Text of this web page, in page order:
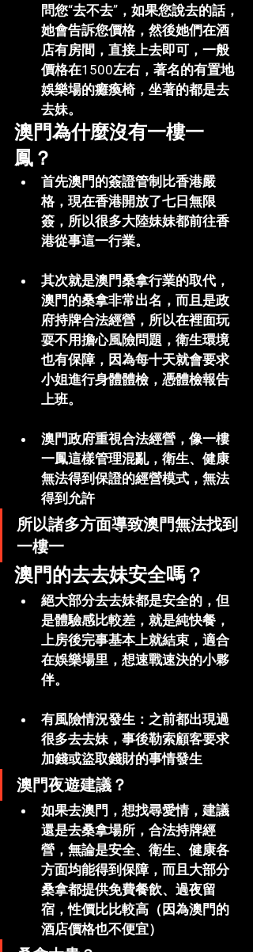
問您“去不去”，如果您說去的話，
她會告訴您價格，然後她們在酒
店有房間，直接上去即可，一般
價格在1500左右，著名的有置地
娛樂場的癱瘓椅，坐著的都是去
去妹。
澳門為什麼沒有一樓一
鳳？
首先澳門的簽證管制比香港嚴
格，現在香港開放了七日無限
簽，所以很多大陸妹妹都前往香
港從事這一行業。
其次就是澳門桑拿行業的取代，
澳門的桑拿非常出名，而且是政
府持牌合法經營，所以在裡面玩
耍不用擔心風險問題，衛生環境
也有保障，因為每十天就會要求
小姐進行身體體檢，憑體檢報告
上班。
澳門政府重視合法經營，像一樓
一鳳這樣管理混亂，衛生、健康
無法得到保證的經營模式，無法
得到允許
所以諸多方面導致澳門無法找到
一樓一
澳門的去去妹安全嗎？
絕大部分去去妹都是安全的，但
是體驗感比較差，就是純快餐，
上房後完事基本上就結束，適合
在娛樂場里，想速戰速決的小夥
伴。
有風險情況發生：之前都出現過
很多去去妹，事後勒索顧客要求
加錢或盜取錢財的事情發生
澳門夜遊建議？
如果去澳門，想找尋愛情，建議
還是去桑拿場所，合法持牌經
營，無論是安全、衛生、健康各
方面均能得到保障，而且大部分
桑拿都提供免費餐飲、過夜留
宿，性價比比較高（因為澳門的
酒店價格也不便宜）